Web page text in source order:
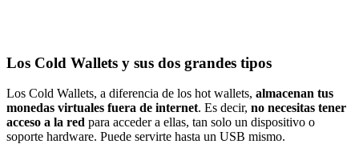
Los Cold Wallets y sus dos grandes tipos
Los Cold Wallets, a diferencia de los hot wallets, almacenan tus
monedas virtuales fuera de internet. Es decir, no necesitas tener
acceso a la red para acceder a ellas, tan solo un dispositivo o
soporte hardware. Puede servirte hasta un USB mismo.